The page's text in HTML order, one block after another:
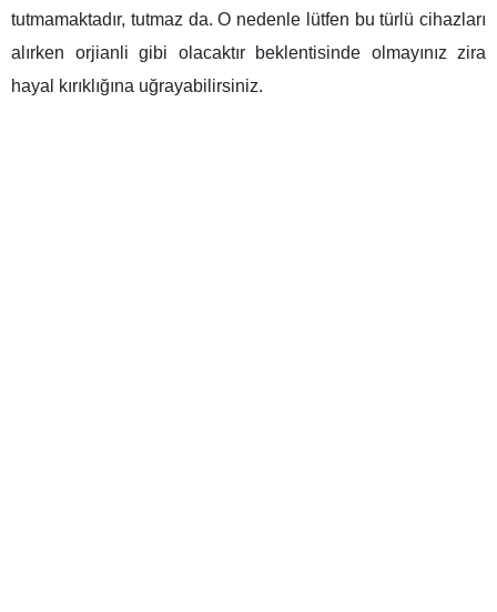
tutmamaktadır, tutmaz da. O nedenle lütfen bu türlü cihazları
alırken orjianli gibi olacaktır beklentisinde olmayınız zira
hayal kırıklığına uğrayabilirsiniz.